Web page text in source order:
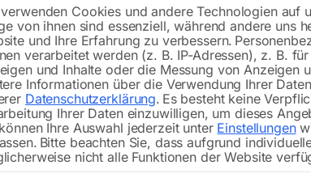
🔍
Verfügbarkeit:Nicht vorrätig
Mit 5 t Tragkraft maximal
Cookies und andere Technologien auf
von ihnen sind essenziell, während andere uns
und Ihre Erfahrung zu verbessern.
verarbeitet werden (z. B. IP-Adressen), z. B.
und Inhalte oder die Messung von Anzeigen
Informationen über die Verwendung Ihrer
Datenschutzerklärung. Es besteht keine
Ihrer Daten einzuwilligen, um dieses
Ihre Auswahl jederzeit unter Einstellungen
Bitte beachten Sie, dass aufgrund
nicht alle Funktionen der Website